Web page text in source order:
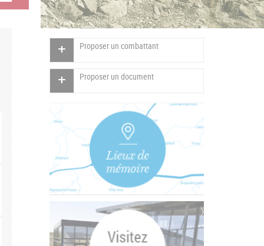
Vertical
Tabs
Proposer un combattant
Proposer un document